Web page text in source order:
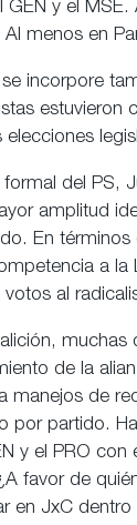
GEN y el
menos en
incorpore
estuvieron
del PS,
amplitud
En términos
a la
al
muchas
de la
manejos de
por partido.
y el PRO con
favor de
en JxC